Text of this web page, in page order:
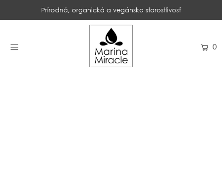
Prírodná, organická a vegánska starostlivosť
0
DOMOV